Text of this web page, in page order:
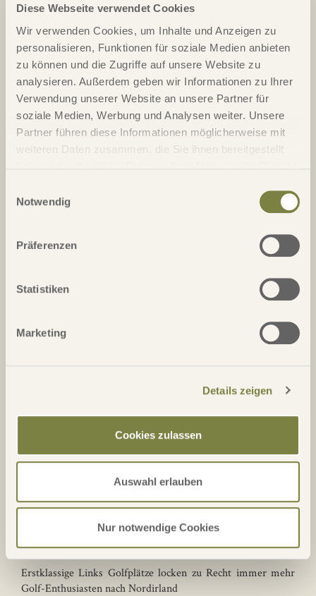
Diese Webseite verwendet Cookies
Wir verwenden Cookies, um Inhalte und Anzeigen zu
personalisieren, Funktionen für soziale Medien anbieten
zu können und die Zugriffe auf unsere Website zu
analysieren. Außerdem geben wir Informationen zu Ihrer
Verwendung unserer Website an unsere Partner für
soziale Medien, Werbung und Analysen weiter. Unsere
Partner führen diese Informationen möglicherweise mit
weiteren Daten zusammen, die Sie ihnen bereitgestellt
Notwendig
Präferenzen
Statistiken
Marketing
Details zeigen
Cookies zulassen
Auswahl erlauben
Nur notwendige Cookies
Mauritius
Das tropische Golfparadies mit schneeweissen Stränden und
eisblauem Wasser.
Entdecken Sie die faszinierende Vielfältigkeit und spielen Sie
Mexiko
Golfurlaub in Mexico - Karbikfeeling und
Nordirland
Erstklassige Links Golfplätze locken zu Recht immer mehr
Golf-Enthusiasten nach Nordirland